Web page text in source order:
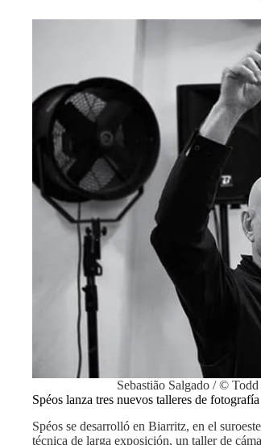
Sebastião Salgado / ©
Spéos lanza tres nuevos talleres de
Spéos se desarrolló en Biarritz, en el
técnica de larga exposición, un taller de